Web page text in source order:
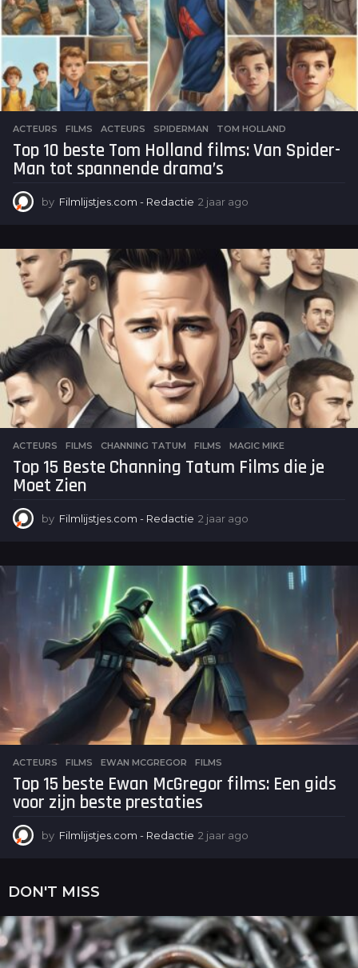
ACTEURS ,FILMS ACTEURS ,SPIDERMAN ,TOM HOLLAND
Top 10 beste Tom Holland films: Van Spider-
Man tot spannende drama’s
by Filmlijstjes.com - Redactie 2 jaar ago
a
r
a
g
o
ACTEURS ,FILMS CHANNING TATUM ,FILMS ,MAGIC MIKE
Top 15 Beste Channing Tatum Films die je
Moet Zien
by Filmlijstjes.com - Redactie 2 jaar ago
a
o
ACTEURS ,FILMS EWAN MCGREGOR ,FILMS
Top 15 beste Ewan McGregor films: Een gids
voor zijn beste prestaties
by Filmlijstjes.com - Redactie 2 jaar ago
g
o
DON'T MISS